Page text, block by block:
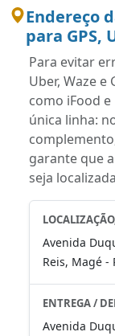
Endereço
para GPS,
Para evitar
Uber, Waze
como iFood
única linha:
garante que
seja
Avenida
Reis, Magé -
ENTREGA /
Avenida